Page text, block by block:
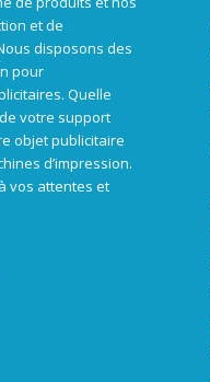
et de
disposons des
pour
Quelle
votre support
objet publicitaire
d’impression.
vos attentes et